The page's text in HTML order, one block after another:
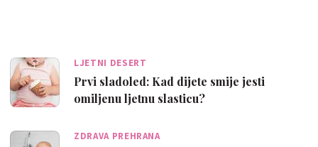
LJETNI DESERT
Prvi sladoled: Kad dijete smije jesti
omiljenu ljetnu slasticu?
ZDRAVA PREHRANA